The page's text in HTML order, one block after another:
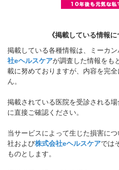
《掲載している情報
掲載している各種情報は、ミーカ
社eヘルスケアが調査した情報をも
載に努めておりますが、内容を完
ん。
掲載されている医院を受診される
に直接ご確認ください。
当サービスによって生じた損害に
社および株式会社eヘルスケアでは
ものとします。